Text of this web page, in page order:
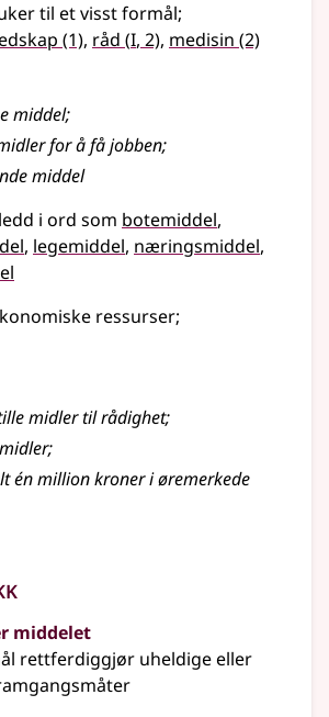
til et visst formål;
(1), råd (1
I, 2), medisin (2)
middel;
for å få jobben;
middel
i ord som botemiddel
legemiddel næringsmiddel
ressurser;
midler til rådighet;
;
én million kroner i øremerkede
middelet
rettferdiggjør uheldige eller